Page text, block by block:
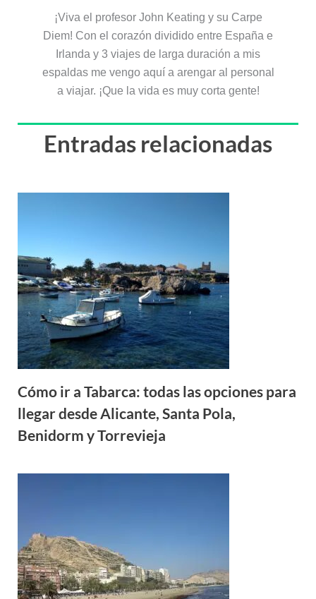
¡Viva el profesor John Keating y su Carpe
Diem! Con el corazón dividido entre España e
Irlanda y 3 viajes de larga duración a mis
espaldas me vengo aquí a arengar al personal
a viajar. ¡Que la vida es muy corta gente!
Entradas relacionadas
Cómo ir a Tabarca: todas las opciones para
llegar desde Alicante, Santa Pola,
Benidorm y Torrevieja